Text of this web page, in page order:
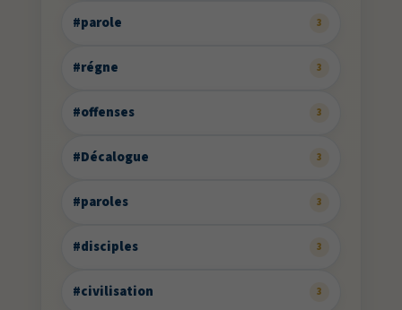
#parole 3
#régne 3
#offenses 3
#Décalogue 3
#paroles 3
#disciples 3
#civilisation 3